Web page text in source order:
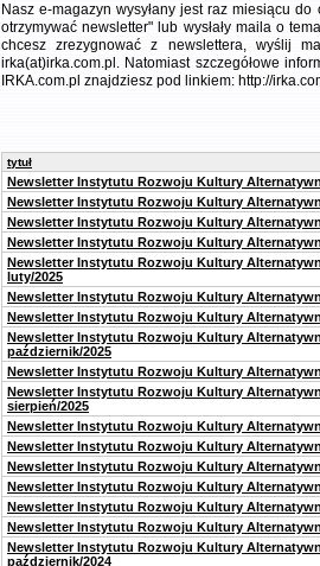
Nasz e-magazyn wysyłany jest raz miesiącu
otrzymywać newsletter" lub wysłały maila o
chcesz zrezygnować z newslettera, wyślij
irka(at)irka.com.pl. Natomiast szczegółowe
IRKA.com.pl znajdziesz pod linkiem: http://
tytuł
Newsletter Instytutu Rozwoju Kultury
Newsletter Instytutu Rozwoju Kultury
Newsletter Instytutu Rozwoju Kultury
Newsletter Instytutu Rozwoju Kultury
Newsletter Instytutu Rozwoju Kultury
luty/2025
Newsletter Instytutu Rozwoju Kultury
Newsletter Instytutu Rozwoju Kultury
Newsletter Instytutu Rozwoju Kultury
październik/2025
Newsletter Instytutu Rozwoju Kultury
Newsletter Instytutu Rozwoju Kultury
sierpień/2025
Newsletter Instytutu Rozwoju Kultury
Newsletter Instytutu Rozwoju Kultury
Newsletter Instytutu Rozwoju Kultury
Newsletter Instytutu Rozwoju Kultury
Newsletter Instytutu Rozwoju Kultury
Newsletter Instytutu Rozwoju Kultury
Newsletter Instytutu Rozwoju Kultury
październik/2024